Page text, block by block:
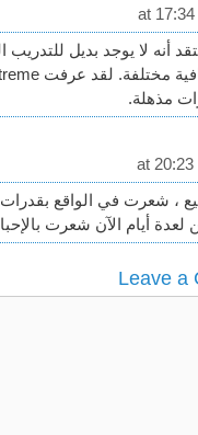
أنه لا يوجد بديل
مذهلة.
، شعرت في الواقع
لعدة أيام الآن شعرت
Leave a